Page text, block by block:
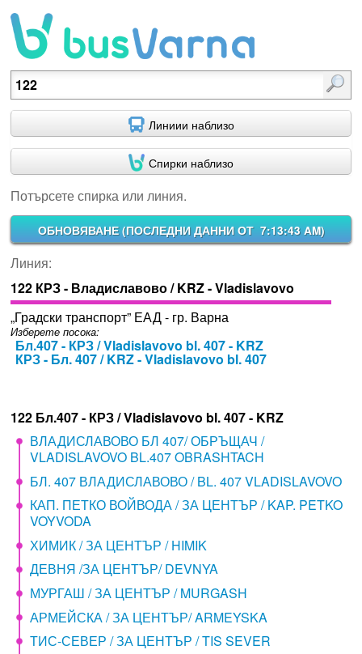
Потърсете спирка или линия.
Линиии наблизо
Спирки наблизо
Потърсете спирка или линия.
ОБНОВЯВАНЕ (ПОСЛЕДНИ ДАННИ ОТ 7:13:43 AM)
Линия:
122 КРЗ - Владиславово / KRZ - Vladislavovo
„Градски транспорт” ЕАД - гр. Варна
Изберете посока:
Бл.407 - КРЗ / Vladislavovo bl. 407 - KRZ
КРЗ - Бл. 407 / KRZ - Vladislavovo bl. 407
122 Бл.407 - КРЗ / Vladislavovo bl. 407 - KRZ
ВЛАДИСЛАВОВО БЛ 407/ ОБРЪЩАЧ /
VLADISLAVOVO BL.407 OBRASHTACH
БЛ. 407 ВЛАДИСЛАВОВО / BL. 407 VLADISLAVOVO
КАП. ПЕТКО ВОЙВОДА / ЗА ЦЕНТЪР / KAP. PETKO
VOYVODA
ХИМИК / ЗА ЦЕНТЪР / HIMIK
ДЕВНЯ /ЗА ЦЕНТЪР/ DEVNYA
МУРГАШ / ЗА ЦЕНТЪР / MURGASH
АРМЕЙСКА / ЗА ЦЕНТЪР/ ARMEYSKA
ТИС-СЕВЕР / ЗА ЦЕНТЪР / TIS SEVER